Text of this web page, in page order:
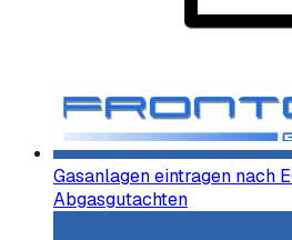
Gasanlagen eintragen nach
Abgasgutachten